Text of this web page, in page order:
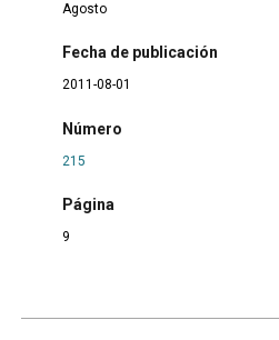
Agosto
Fecha de publicación
2011-08-01
Número
215
Página
9